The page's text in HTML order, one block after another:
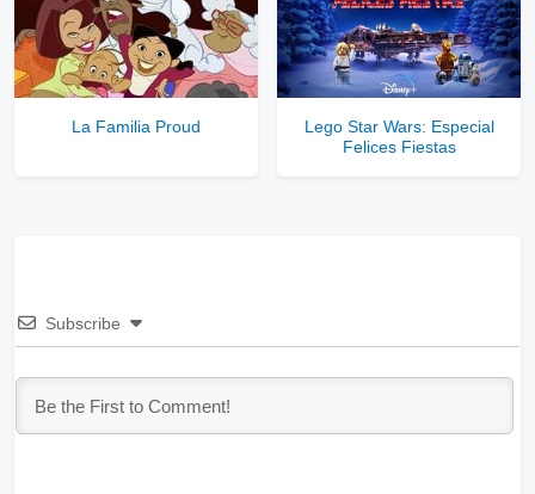
La Familia Proud
Lego Star Wars: Especial
Felices Fiestas
Subscribe